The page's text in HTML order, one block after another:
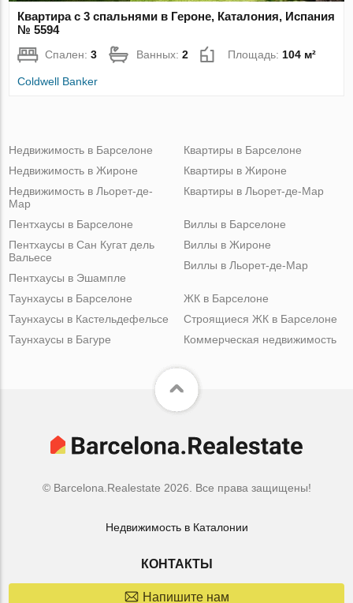
Квартира с 3 спальнями в Героне, Каталония, Испания
№ 5594
Спален:3 Ванных:2 Площадь: 104 м²
Coldwell Banker
Недвижимость в Барселоне
Недвижимость в Жироне
Недвижимость в Льорет-де-
Мар
Квартиры в Барселоне
Квартиры в Жироне
Квартиры в Льорет-де-Мар
Пентхаусы в Барселоне
Пентхаусы в Сан Кугат дель
Вальесе
Пентхаусы в Эшампле
Виллы в Барселоне
Виллы в Жироне
Виллы в Льорет-де-Мар
Таунхаусы в Барселоне
Таунхаусы в Кастельдефельсе
Таунхаусы в Багуре
ЖК в Барселоне
Строящиеся ЖК в Барселоне
Коммерческая недвижимость
© Barcelona.Realestate 2026. Все права защищены!
Недвижимость в Каталонии
КОНТАКТЫ
Напишите нам